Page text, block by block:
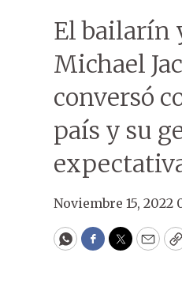
El bailarín
Michael
conversó
país y su
Noviembre 15, 2022
WhatsApp
Facebook
Twitter